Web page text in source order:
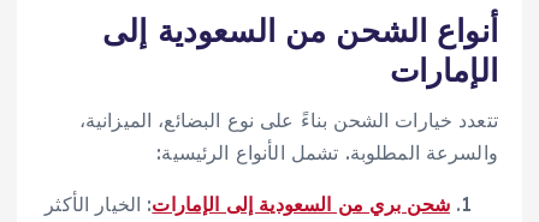
أنواع الشحن من السعودية إلى
الإمارات
تتعدد خيارات الشحن بناءً على نوع البضائع، الميزانية،
والسرعة المطلوبة. تشمل الأنواع الرئيسية:
شحن بري من السعودية إلى الإمارات: الخيار الأكثر